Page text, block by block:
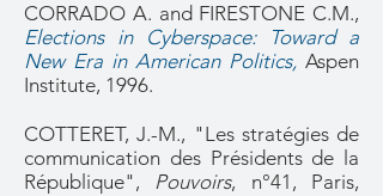
CORRADO A. and FIRESTONE C.M.,
Elections in Cyberspace: Toward a
New Era in American Politics, Aspen
Institute, 1996.
COTTERET, J.-M., "Les stratégies de
communication des Présidents de la
République", Pouvoirs, n°41, Paris,